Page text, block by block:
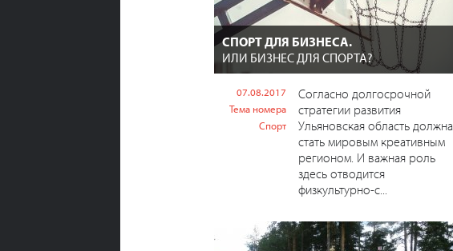
СПОРТ ДЛЯ БИЗНЕСА.
ИЛИ БИЗНЕС ДЛЯ СПОРТА?
07.08.2017
Тема номера
Спорт
Согласно долгосрочной
стратегии развития
Ульяновская область должна
стать мировым креативным
регионом. И важная роль
здесь отводится
физкультурно-с...